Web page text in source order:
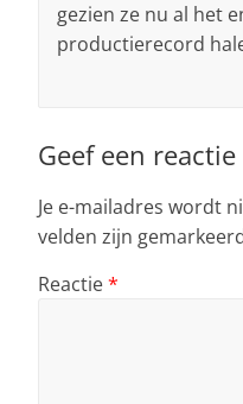
gezien ze nu al het
productierecord
Geef een reactie
Je e-mailadres wordt
velden zijn
Reactie*